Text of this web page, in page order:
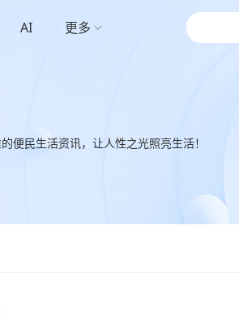
AI 更多
便民生活资讯，让人性之光照亮生活！